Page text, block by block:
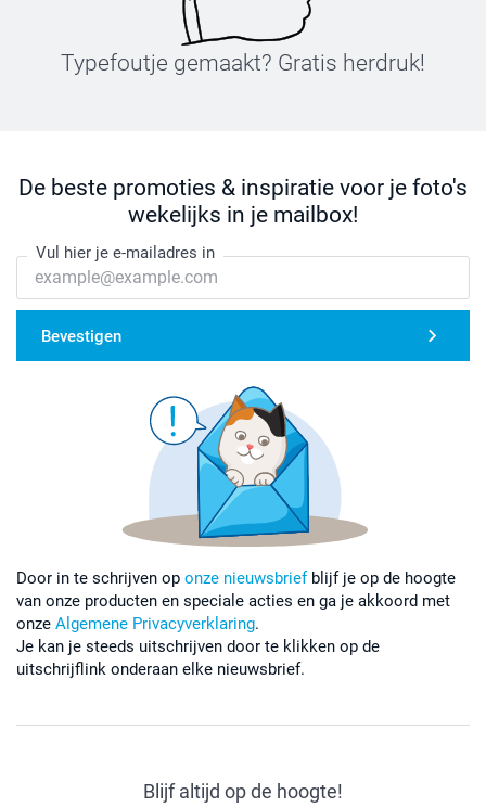
Typefoutje gemaakt? Gratis herdruk!
De beste promoties & inspiratie voor je foto's
wekelijks in je mailbox!
Vul hier je e-mailadres in
Bevestigen
Door in te schrijven op onze nieuwsbriefblijf je op de hoogte
van onze producten en speciale acties en ga je akkoord met
onze Algemene Privacyverklaring.
Je kan je steeds uitschrijven door te klikken op de
uitschrijflink onderaan elke nieuwsbrief.
Blijf altijd op de hoogte!